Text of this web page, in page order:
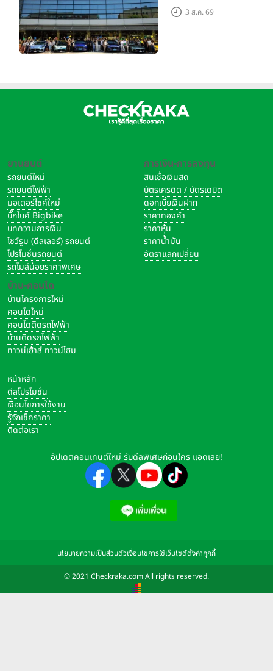
เมืองโมเดนา ประเทศอิตาลี
3 ส.ค. 69
ยานยนต์
รถยนต์ใหม่
รถยนต์ไฟฟ้า
มอเตอร์ไซค์ใหม่
บิ๊กไบค์ Bigbike
บทความการเงิน
โชว์รูม (ดีลเลอร์) รถยนต์
โปรโมชั่นรถยนต์
รถไมล์น้อยราคาพิเศษ
บ้าน-คอนโด
บ้านโครงการใหม่
คอนโดใหม่
คอนโดติดรถไฟฟ้า
บ้านติดรถไฟฟ้า
ทาวน์เฮ้าส์ ทาวน์โฮม
การเงิน-การลงทุน
สินเชื่อเงินสด
บัตรเครดิต / บัตรเดบิต
ดอกเบี้ยเงินฝาก
ราคาทองคำ
ราคาหุ้น
ราคาน้ำมัน
อัตราแลกเปลี่ยน
หน้าหลัก
ดีลโปรโมชั่น
เงื่อนไขการใช้งาน
รู้จักเช็คราคา
ติดต่อเรา
อัปเดตคอนเทนต์ใหม่ รับดีลพิเศษก่อนใคร แอดเลย!
นโยบายความเป็นส่วนตัวเงื่อนไขการใช้เว็บไซต์ตั้งค่าคุกกี้
© 2021 Checkraka.com All rights reserved.